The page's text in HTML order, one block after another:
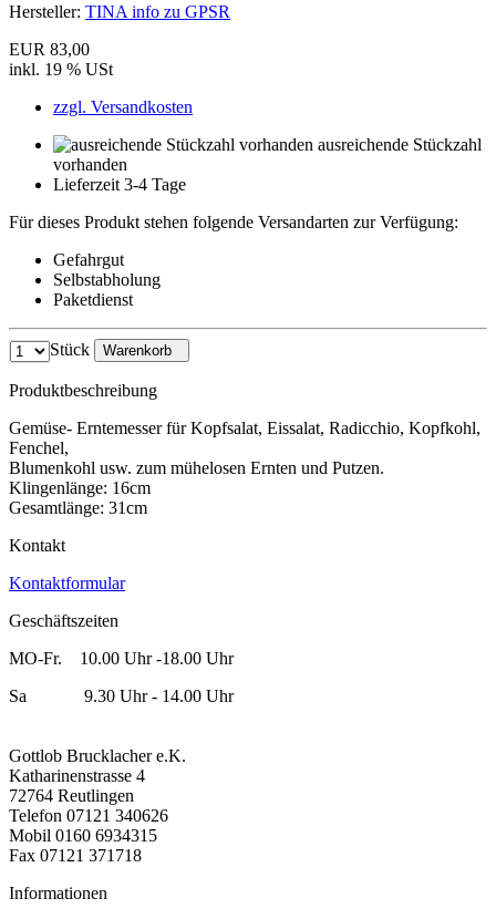
Hersteller: TINA info zu GPSR
EUR 83,00
inkl. 19 % USt
zzgl. Versandkosten
ausreichende Stückzahl
vorhanden
Lieferzeit 3-4 Tage
Für dieses Produkt stehen folgende Versandarten zur Verfügung:
Gefahrgut
Selbstabholung
Paketdienst
Stück Warenkorb
Produktbeschreibung
Gemüse- Erntemesser für Kopfsalat, Eissalat, Radicchio, Kopfkohl,
Fenchel,
Blumenkohl usw. zum mühelosen Ernten und Putzen.
Klingenlänge: 16cm
Gesamtlänge: 31cm
Kontakt
Kontaktformular
Geschäftszeiten
MO-Fr. 10.00 Uhr -18.00 Uhr
Sa 9.30 Uhr - 14.00 Uhr
Gottlob Brucklacher e.K.
Katharinenstrasse 4
72764 Reutlingen
Telefon 07121 340626
Mobil 0160 6934315
Fax 07121 371718
Informationen